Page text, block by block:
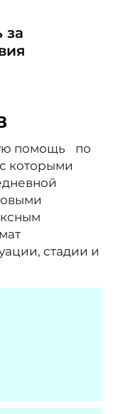
за
помощь по
которыми
стадии и